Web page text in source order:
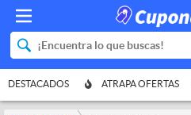
DESTACADOS ATRAPA OFERTAS